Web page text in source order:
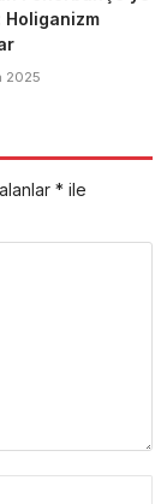
Holiganizm
2025
* ile